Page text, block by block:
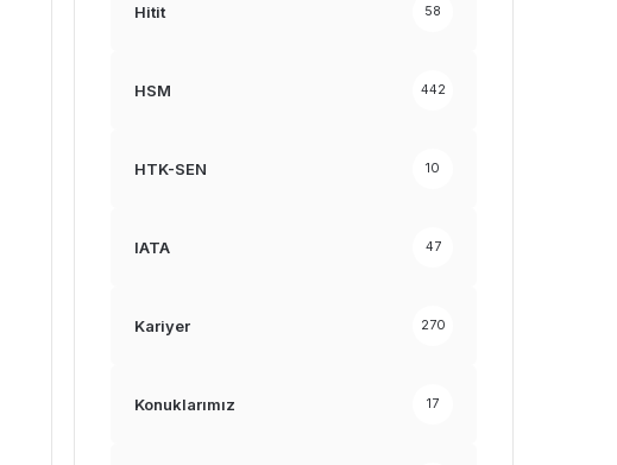
Hitit 58
HSM 442
HTK-SEN 10
IATA 47
Kariyer 270
Konuklarımız 17